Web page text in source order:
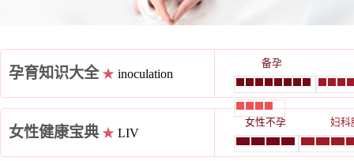
孕育知识大全 ★ inoculation
备孕
女性健康宝典 ★ LIV
女性不孕 妇科